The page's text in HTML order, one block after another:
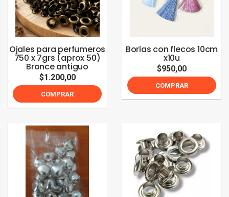
Ojales para perfumeros
750 x 7grs (aprox 50)
Bronce antiguo
$1.200,00
COMPRAR
Borlas con flecos 10cm
x10u
$950,00
COMPRAR